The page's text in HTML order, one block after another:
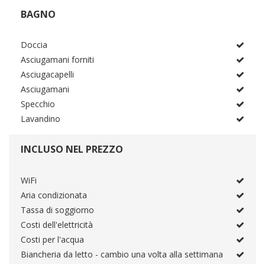
BAGNO
Doccia
Asciugamani forniti
Asciugacapelli
Asciugamani
Specchio
Lavandino
INCLUSO NEL PREZZO
WiFi
Aria condizionata
Tassa di soggiorno
Costi dell'elettricità
Costi per l'acqua
Biancheria da letto - cambio una volta alla settimana